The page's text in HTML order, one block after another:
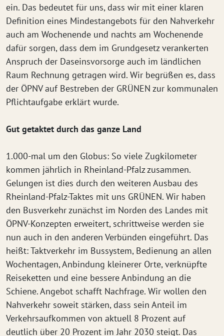
ein. Das bedeutet für uns, dass wir mit einer klaren
Definition eines Mindestangebots für den Nahverkehr
auch am Wochenende und nachts am Wochenende
dafür sorgen, dass dem im Grundgesetz verankerten
Anspruch der Daseinsvorsorge auch im ländlichen
Raum Rechnung getragen wird. Wir begrüßen es, dass
der ÖPNV auf Bestreben der GRÜNEN zur kommunalen
Pflichtaufgabe erklärt wurde.
Gut getaktet durch das ganze Land
1.000-mal um den Globus: So viele Zugkilometer
kommen jährlich in Rheinland-Pfalz zusammen.
Gelungen ist dies durch den weiteren Ausbau des
Rheinland-Pfalz-Taktes mit uns GRÜNEN. Wir haben
den Busverkehr zunächst im Norden des Landes mit
ÖPNV-Konzepten erweitert, schrittweise werden sie
nun auch in den anderen Verbünden eingeführt. Das
heißt: Taktverkehr im Bussystem, Bedienung an allen
Wochentagen, Anbindung kleinerer Orte, verknüpfte
Reiseketten und eine bessere Anbindung an die
Schiene. Angebot schafft Nachfrage. Wir wollen den
Nahverkehr soweit stärken, dass sein Anteil im
Verkehrsaufkommen von aktuell 8 Prozent auf
deutlich über 20 Prozent im Jahr 2030 steigt. Das